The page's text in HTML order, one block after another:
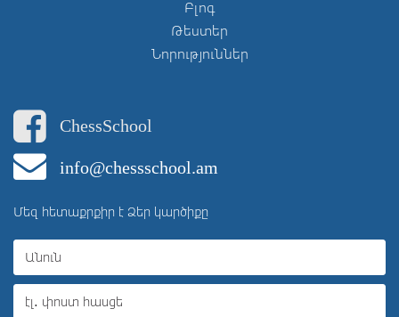
Բլոգ
Թեստեր
Նորություններ
ChessSchool
info@chessschool.am
Մեզ հետաքրքիր է Ձեր կարծիքը